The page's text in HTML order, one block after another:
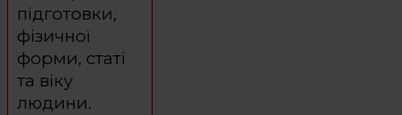
підготовки,
фізичної
форми, статі
та віку
людини.